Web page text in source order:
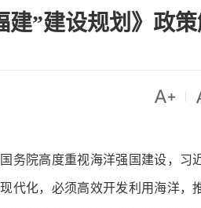
建”建设规划》政

院高度重视海洋强国建设，习
代化，必须高效开发利用海洋，